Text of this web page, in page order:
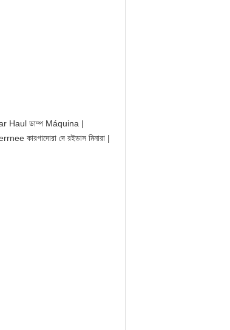
Haul ডাম্প Máquina |
দে রইডাস মিনারা |